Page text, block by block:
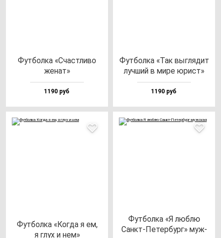
Фут­бол­ка «Счас­тли­во
же­нат»
1190 руб
Фут­бол­ка «Так выг­ля­дит
луч­ший в ми­ре юрист»
1190 руб
Фут­бол­ка «Ког­да я ем,
я глух и нем»
Фут­бол­ка «Я люб­лю
Санкт-Петер­бург» муж­